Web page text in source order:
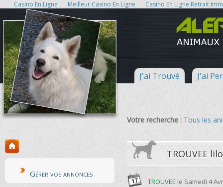
Casino En Ligne Meilleur Casino En Ligne Casino En Ligne Retrait
J'ai Trouvé J'ai
Gérer vos annonces
Votre recherche : Tous les
TROUVEE
TROUVEE le Samedi 4